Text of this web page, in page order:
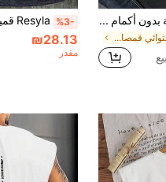
Daypath ملابس علوية بدون أكمام للرجال بياقة دائرية مطبوع عليه حرف شجرة جوز الهند، باللونين الكحلي والأبيض، صيفي، كاجوال، شاطئ، عطلة، ملابس شارع متعددة الاستخدامات
في استوائي قمصان رجالية بدون أكمام
%3-
₪28.13
مقدر